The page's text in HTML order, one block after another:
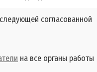
согласованной
на все органы работы